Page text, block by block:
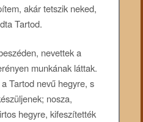
akár tetszik neked,
Tartod.
nevettek a
munkának láttak.
Tartod nevű hegyre, s
nosza,
hegyre, kifeszítették